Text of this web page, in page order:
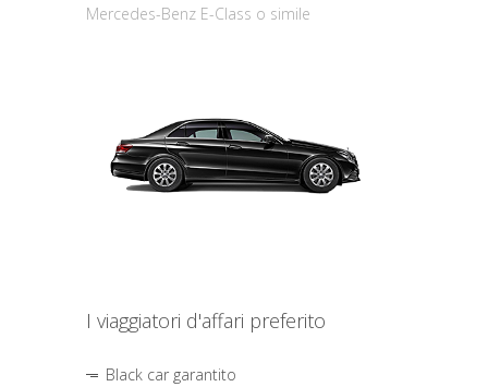
Mercedes-Benz E-Class o simile
I viaggiatori d'affari preferito
Black car garantito